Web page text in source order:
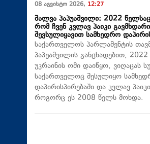
08 აგვისტო 2026, 12:27
შალვა პაპუაშვილი: 2022
რომ ჩვენ კვლავ პაიკი
შევსულიყავით სამხედრო
საქართველოს პარლამენტის
პაპუაშვილის განცხადებით,
უკრაინის ომი დაიწყო, ვიღაცას
საქართველოც შესულიყო
დაპირისპირებაში და კვლავ
როგორც ეს 2008 წელს მოხდა.